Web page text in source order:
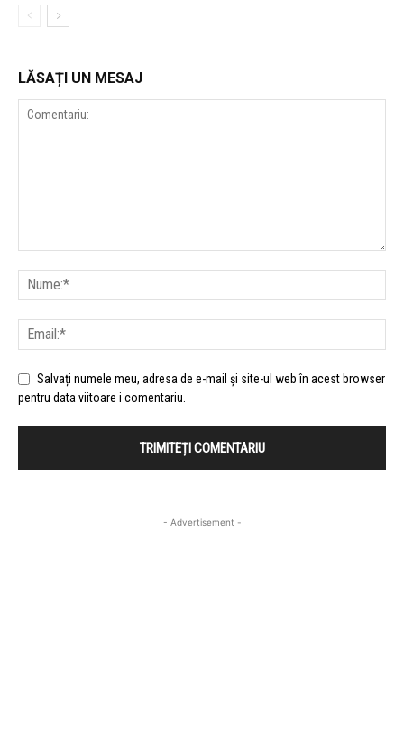
LĂSAȚI UN MESAJ
Salvați numele meu, adresa de e-mail și site-ul web în acest browser
pentru data viitoare i comentariu.
- Advertisement -